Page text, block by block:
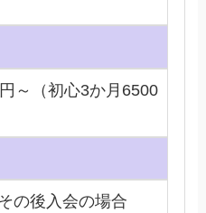
～（初心3か月6500
の後入会の場合